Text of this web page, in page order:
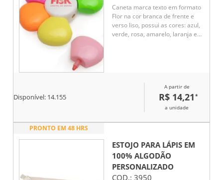
Caneta marca texto em formato
Flor na cor branca de frente e
verso liso, possui as cores: azul,
verde, rosa, amarelo, laranja e
Disponível: 14.155
A partir de
R$ 14,21 *
a unidade
PRONTO EM 48 HRS
ESTOJO PARA LÁPIS EM
100% ALGODÃO
PERSONALIZADO
COD.: 3950